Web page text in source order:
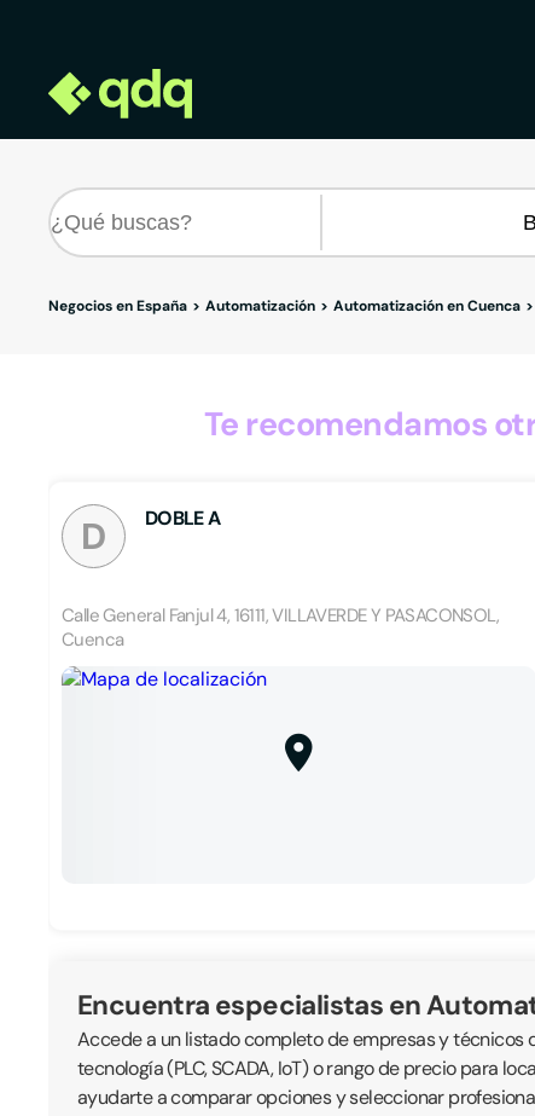
Negocios en España Automatización Automatización en Cuenca
Te recomendamos
D DOBLE A
Calle General Fanjul 4, 16111, VILLAVERDE Y PASACONSOL,
Cuenca
Encuentra especialistas en
Accede a un listado completo de empresas y técnicos
tecnología (PLC, SCADA, IoT) o rango de precio para
ayudarte a comparar opciones y seleccionar